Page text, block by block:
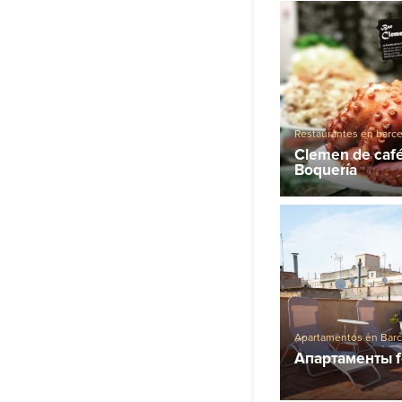
Restaurantes en
Clemen de
Boquería
Apartamentos en
Апартаменты